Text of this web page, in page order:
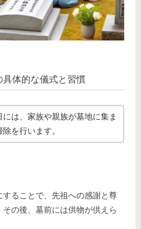
体的な儀式と習慣
には、家族や親族が墓地に集ま
除を行います。
することで、先祖への感謝と尊
の後、墓前には供物が供えら